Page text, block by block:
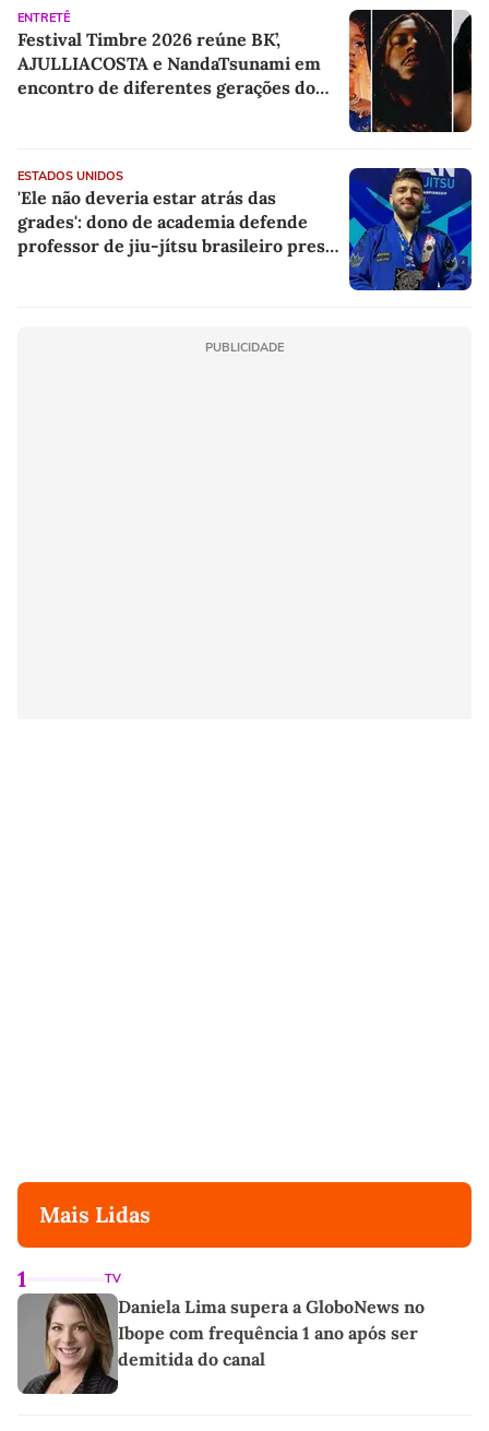
ENTRETÊ
Festival Timbre 2026 reúne BK’,
AJULLIACOSTA e NandaTsunami em
encontro de diferentes gerações do
ESTADOS UNIDOS
'Ele não deveria estar atrás das
grades': dono de academia defende
professor de jiu-jítsu brasileiro preso
PUBLICIDADE
Mais Lidas
1 TV
Daniela Lima supera a GloboNews no
Ibope com frequência 1 ano após ser
demitida do canal